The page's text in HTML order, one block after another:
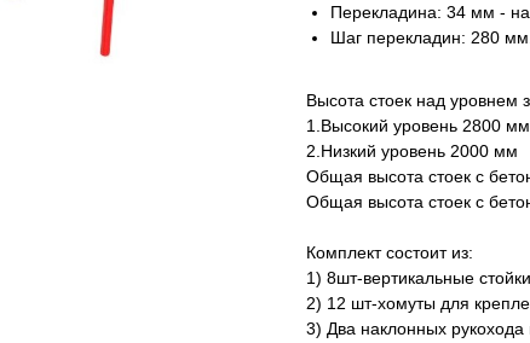
Перекладина: 34 мм -
Шаг перекладин: 280 мм.
Высота стоек над уровнем
1.Высокий уровень 2800 мм
2.Низкий уровень 2000 мм
Общая высота стоек с
Общая высота стоек с
Комплект состоит из:
1) 8шт-вертикальные стойки
2) 12 шт-хомуты для
3) Два наклонных рукохода